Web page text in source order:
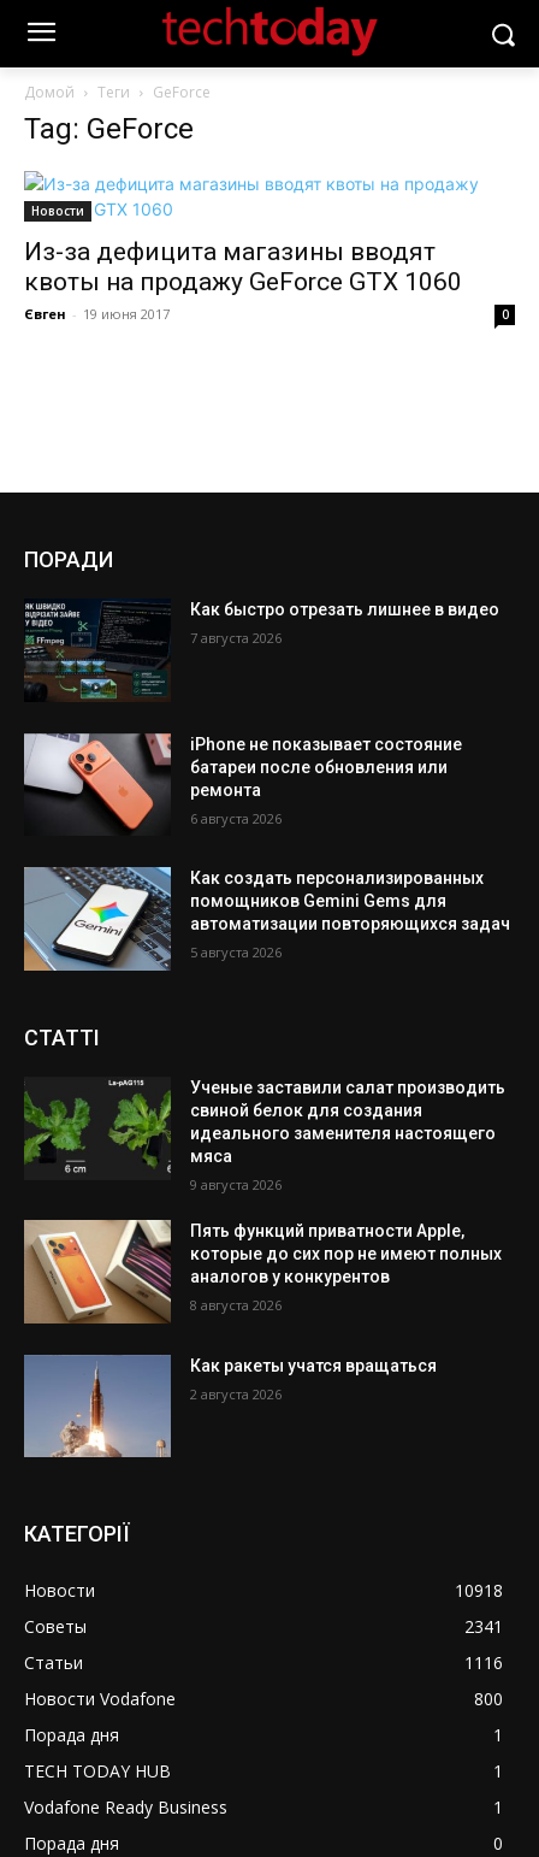
Домой Теги GeForce
Tag: GeForce
Новости
Из-за дефицита магазины вводят
квоты на продажу GeForce GTX 1060
Євген - 19 июня 2017 0
ПОРАДИ
Как быстро отрезать лишнее в видео
7 августа 2026
iPhone не показывает состояние
батареи после обновления или
ремонта
6 августа 2026
Как создать персонализированных
помощников Gemini Gems для
автоматизации повторяющихся задач
5 августа 2026
СТАТТІ
Ученые заставили салат производить
свиной белок для создания
идеального заменителя настоящего
мяса
9 августа 2026
Пять функций приватности Apple,
которые до сих пор не имеют полных
аналогов у конкурентов
8 августа 2026
Как ракеты учатся вращаться
2 августа 2026
КАТЕГОРІЇ
Новости
10918
Советы
2341
Статьи
1116
Новости Vodafone
800
Порада дня
1
TECH TODAY HUB
1
Vodafone Ready Business
1
Порада дня
0